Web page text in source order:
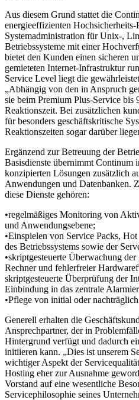
Aus diesem Grund stattet die
energieeffizienten
Systemadministration für Unix-,
Betriebssysteme mit einer
bietet den Kunden einen sicheren
gemieteten Internet-Infrastruktur
Service Level liegt die
„Abhängig von den in Anspruch
sie beim Premium Plus-Service bis
Reaktionszeit. Bei zusätzlichen
für besonders geschäftskritische
Reaktionszeiten sogar darüber
Ergänzend zur Betreuung der
Basisdienste übernimmt Continum
konzipierten Lösungen zusätzlich
Anwendungen und Datenbanken.
diese Dienste gehören:
•regelmäßiges Monitoring von
und Anwendungsebene;
•Einspielen von Service Packs,
des Betriebssystems sowie der
•skriptgesteuerte Überwachung
Rechner und fehlerfreier
skriptgesteuerte Überprüfung der
Einbindung in das zentrale
•Pflege von initial oder
Generell erhalten die
Ansprechpartner, der in
Hintergrund verfügt und dadurch
initiieren kann. „Dies ist unserem
wichtiger Aspekt der
Hosting eher zur Ausnahme
Vorstand auf eine wesentliche
Servicephilosophie seines